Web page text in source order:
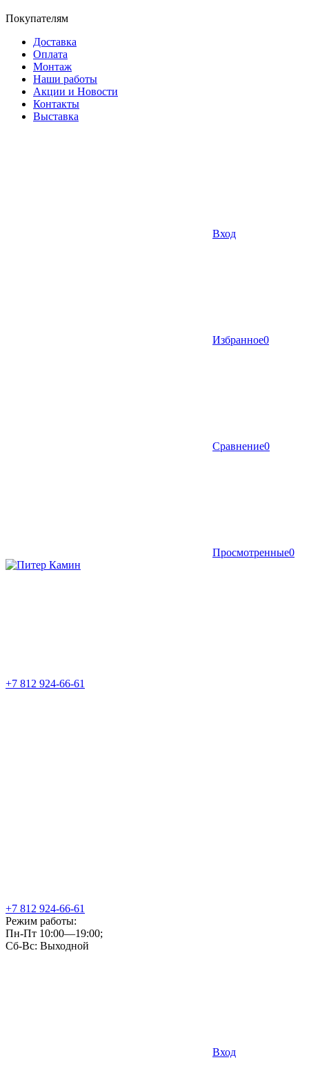
Покупателям
Доставка
Оплата
Монтаж
Наши работы
Акции и Новости
Контакты
Выставка
Вход
Избранное0
Сравнение0
Просмотренные0
+7 812 924-66-61
+7 812 924-66-61
Режим работы:
Пн-Пт 10:00—19:00;
Сб-Вс: Выходной
Вход